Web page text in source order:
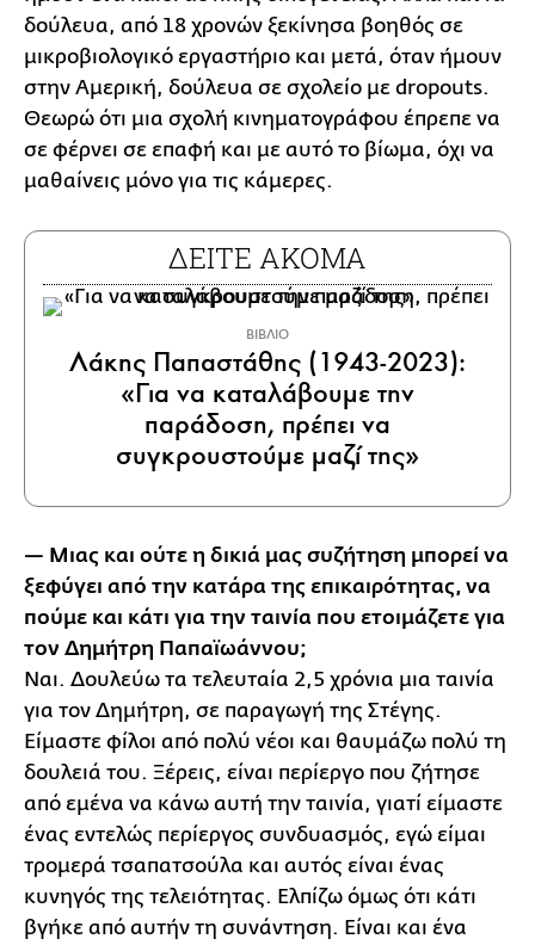
δούλευα, από 18 χρονών ξεκίνησα βοηθός σε
μικροβιολογικό εργαστήριο και μετά, όταν ήμουν
στην Αμερική, δούλευα σε σχολείο με dropouts.
Θεωρώ ότι μια σχολή κινηματογράφου έπρεπε να
σε φέρνει σε επαφή και με αυτό το βίωμα, όχι να
μαθαίνεις μόνο για τις κάμερες.
ΔΕΙΤΕ ΑΚΟΜΑ
ΒΙΒΛΙΟ
Λάκης Παπαστάθης (1943-2023):
«Για να καταλάβουμε την
παράδοση, πρέπει να
συγκρουστούμε μαζί της»
— Μιας και ούτε η δικιά μας συζήτηση μπορεί να
ξεφύγει από την κατάρα της επικαιρότητας, να
πούμε και κάτι για την ταινία που ετοιμάζετε για
τον Δημήτρη Παπαϊωάννου;
Ναι. Δουλεύω τα τελευταία 2,5 χρόνια μια ταινία
για τον Δημήτρη, σε παραγωγή της Στέγης.
Είμαστε φίλοι από πολύ νέοι και θαυμάζω πολύ τη
δουλειά του. Ξέρεις, είναι περίεργο που ζήτησε
από εμένα να κάνω αυτή την ταινία, γιατί είμαστε
ένας εντελώς περίεργος συνδυασμός, εγώ είμαι
τρομερά τσαπατσούλα και αυτός είναι ένας
κυνηγός της τελειότητας. Ελπίζω όμως ότι κάτι
βγήκε από αυτήν τη συνάντηση. Είναι και ένα